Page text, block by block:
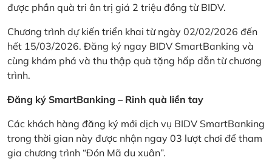
được phần quà tri ân trị giá 2 triệu đồng từ BIDV.
Chương trình dự kiến triển khai từ ngày 02/02/2026 đến
hết 15/03/2026. Đăng ký ngay BIDV SmartBanking và
cùng khám phá và thu thập quà tặng hấp dẫn từ chương
trình.
Đăng ký SmartBanking – Rinh quà liền tay
Các khách hàng đăng ký mới dịch vụ BIDV SmartBanking
trong thời gian này được nhận ngay 03 lượt chơi để tham
gia chương trình “Đón Mã du xuân”.